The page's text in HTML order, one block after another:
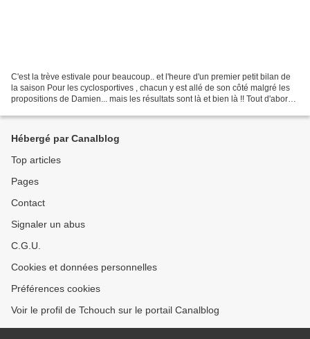
C'est la trève estivale pour beaucoup.. et l'heure d'un premier petit bilan de
la saison Pour les cyclosportives , chacun y est allé de son côté malgré les
propositions de Damien... mais les résultats sont là et bien là !! Tout d'abord,
Hébergé par Canalblog
Top articles
Pages
Contact
Signaler un abus
C.G.U.
Cookies et données personnelles
Préférences cookies
Voir le profil de Tchouch sur le portail Canalblog